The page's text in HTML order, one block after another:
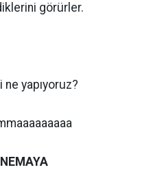
görürler.
ne yapıyoruz?